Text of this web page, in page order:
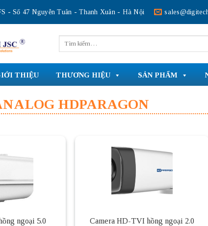
- Số 47 Nguyễn Tuân - Thanh Xuân - Hà Nội
kiếm:
THIỆU THƯƠNG HIỆU SẢN PHẨM
HDPARAGON
ngoại 5.0
Camera HD-TVI hồng ngoại 2.0